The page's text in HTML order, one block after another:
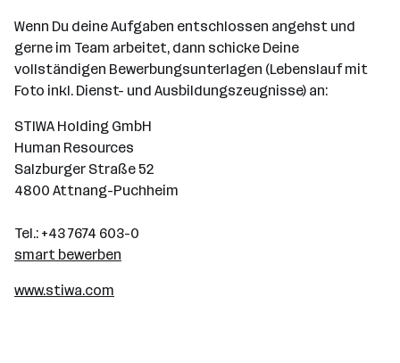
Wenn Du deine Aufgaben entschlossen angehst und
gerne im Team arbeitet, dann schicke Deine
vollständigen Bewerbungsunterlagen (Lebenslauf mit
Foto inkl. Dienst- und Ausbildungszeugnisse) an:
STIWA Holding GmbH
Human Resources
Salzburger Straße 52
4800 Attnang-Puchheim
Tel.: +43 7674 603-0
smart bewerben
www.stiwa.com